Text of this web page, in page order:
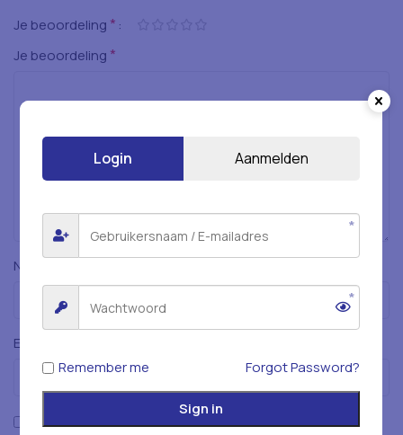
Je beoordeling *
Je beoordeling *
Naam
E-mail
Mijn naam, e-mailadres en website opslaan in deze
Login Aanmelden
Remember me Forgot Password?
Sign in